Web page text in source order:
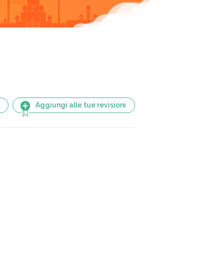
Aggiungi alle tue revisioni